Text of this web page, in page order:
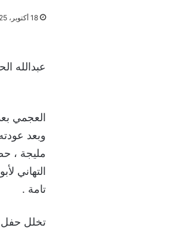
18 أكتوبر، 2025
عبدالله
العجمي
وبعد
مليجة ،
التهاني
تامة .
تخلل حفل